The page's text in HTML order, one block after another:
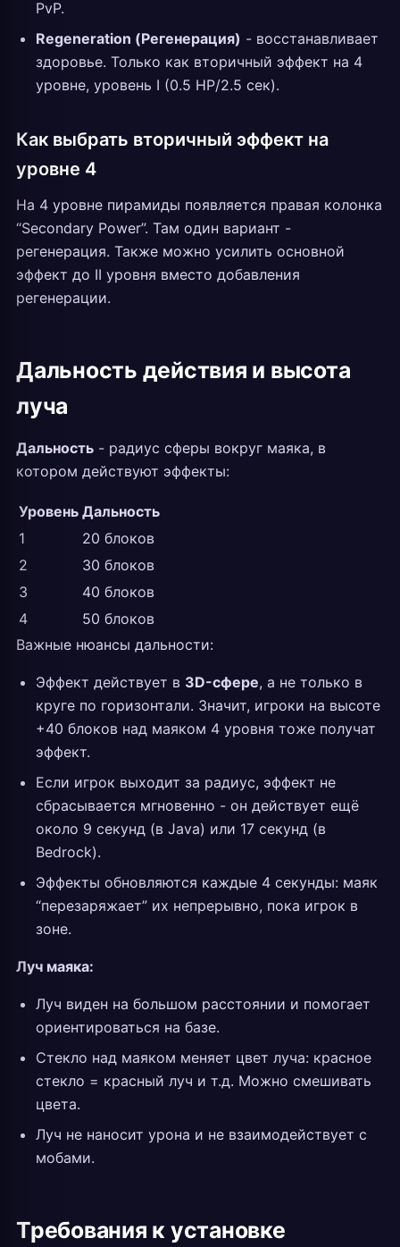
PvP.
Regeneration (Регенерация) - восстанавливает
здоровье. Только как вторичный эффект на 4
уровне, уровень I (0.5 HP/2.5 сек).
Как выбрать вторичный эффект на
уровне 4
На 4 уровне пирамиды появляется правая колонка
“Secondary Power”. Там один вариант -
регенерация. Также можно усилить основной
эффект до II уровня вместо добавления
регенерации.
Дальность действия и высота
луча
Дальность - радиус сферы вокруг маяка, в
котором действуют эффекты:
Уровень Дальность
1
20 блоков
2
30 блоков
3
40 блоков
4
50 блоков
Важные нюансы дальности:
Эффект действует в 3D-сфере, а не только в
круге по горизонтали. Значит, игроки на высоте
+40 блоков над маяком 4 уровня тоже получат
эффект.
Если игрок выходит за радиус, эффект не
сбрасывается мгновенно - он действует ещё
около 9 секунд (в Java) или 17 секунд (в
Bedrock).
Эффекты обновляются каждые 4 секунды: маяк
“перезаряжает” их непрерывно, пока игрок в
зоне.
Луч маяка:
Луч виден на большом расстоянии и помогает
ориентироваться на базе.
Стекло над маяком меняет цвет луча: красное
стекло = красный луч и т.д. Можно смешивать
цвета.
Луч не наносит урона и не взаимодействует с
мобами.
Требования к установке